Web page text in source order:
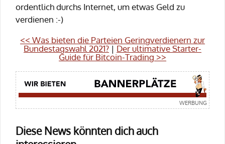
ordentlich durchs Internet, um etwas Geld zu
verdienen :-)
<< Was bieten die Parteien Geringverdienern zur
Bundestagswahl 2021? | Der ultimative Starter-
Guide für Bitcoin-Trading >>
Diese News könnten dich auch